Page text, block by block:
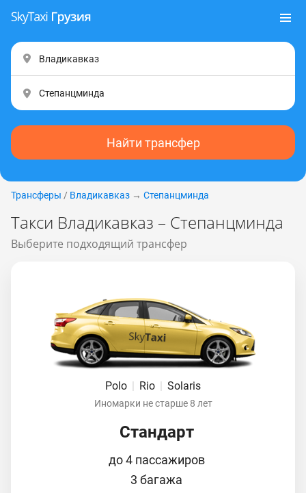
Найти трансфер
Трансферы / Владикавказ → Степанцминда
Такси Владикавказ – Степанцминда
Выберите подходящий трансфер
Polo | Rio | Solaris
Иномарки не старше 8 лет
Стандарт
до 4 пассажиров
3 багажа